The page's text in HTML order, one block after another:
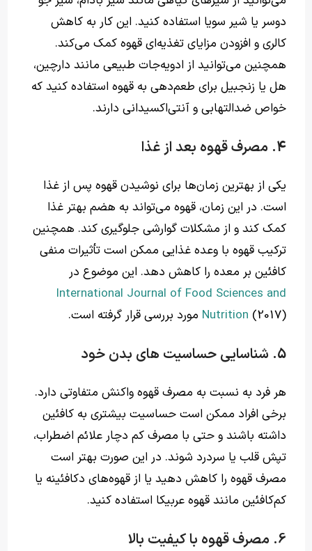
دوسر یا شیر سویا استفاده کنید. این کار به کاهش
کالری و افزودن مزایای تغذیه‌ای قهوه کمک می‌کند.
همچنین می‌توانید از ادویه‌جات طبیعی مانند دارچین،
هل یا زنجبیل برای طعم‌دهی به قهوه استفاده کنید که
خواص ضدالتهابی و آنتی‌اکسیدانی دارند.
4. مصرف قهوه بعد از غذا
یکی از بهترین زمان‌ها برای نوشیدن قهوه پس از غذا
است. در این زمان، قهوه می‌تواند به هضم بهتر غذا
کمک کند و از مشکلات گوارشی جلوگیری کند. همچنین
ترکیب قهوه با وعده غذایی ممکن است تأثیرات منفی
کافئین بر معده را کاهش دهد. این موضوع در
International Journal of Food Sciences and
Nutrition (2017) مورد بررسی قرار گرفته است.
5. شناسایی حساسیت های بدن خود
هر فرد به نسبت به مصرف قهوه واکنش متفاوتی دارد.
برخی افراد ممکن است حساسیت بیشتری به کافئین
داشته باشند و حتی با مصرف کم دچار علائم اضطراب،
تپش قلب یا سردرد شوند. در این صورت بهتر است
مصرف قهوه را کاهش دهید یا از قهوه‌های دکافئینه یا
کم‌کافئین مانند قهوه عربیکا استفاده کنید.
6. مصرف قهوه با کیفیت بالا